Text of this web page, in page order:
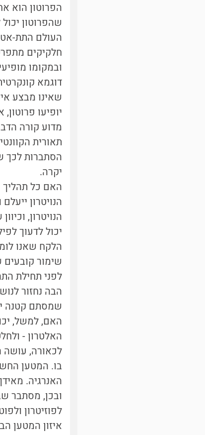
הפרוטון הוא
שהפרוטון
העולם התת-
חלקיקים
ובמקומו
יופיעו
מדוע קורה
תאורית
יקרה.
האם כל תהליך
הנויטרון
הנויטרון,
יכול לדעוך
הלקח שאנו
שימור קובעים
לפני תחילת
הבה נחזור
שמסתם קטנה
האם, למשל,
האלטרון -
לכאורה, עושה
בו. המטען
האנרגיה.
ובכן, מסתבר
לפוזיטרון
איזון המטען